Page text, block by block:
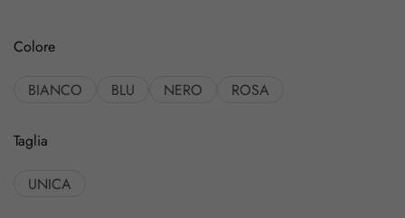
Colore
BIANCO BLU NERO ROSA
Taglia
UNICA